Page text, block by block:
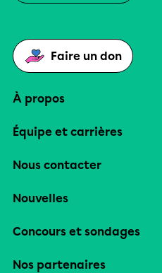
Faire un don
À propos
Équipe et carrières
Nous contacter
Nouvelles
Concours et sondages
Nos partenaires